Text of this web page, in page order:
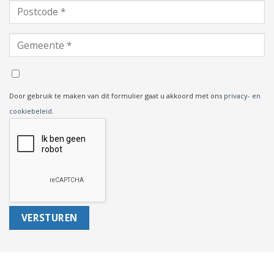
Door gebruik te maken van dit formulier gaat u akkoord met ons privacy- en
cookiebeleid